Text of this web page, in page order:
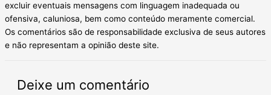
excluir eventuais mensagens com linguagem inadequada ou
ofensiva, caluniosa, bem como conteúdo meramente comercial.
Os comentários são de responsabilidade exclusiva de seus autores
e não representam a opinião deste site.
Deixe um comentário